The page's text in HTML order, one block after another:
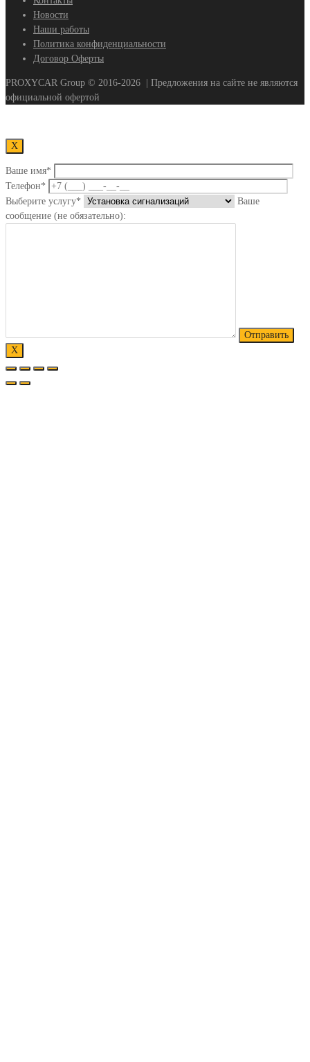
Новости
Наши работы
Политика конфиденциальности
Договор Оферты
PROXYCAR Group © 2016-2026
| Предложения на сайте не являются
официальной офертой
Х
Ваше имя*
Телефон*
Выберите услугу*
Ваше
сообщение (не обязательно):
Х